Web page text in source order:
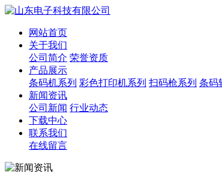
网站首页
关于我们
公司简介 荣誉资质
产品展示
条码机系列 彩色打印机系列 扫码枪系列 条码
新闻资讯
公司新闻 行业动态
下载中心
联系我们
在线留言